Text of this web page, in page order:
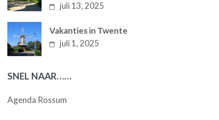
juli 13, 2025
Vakanties in Twente
juli 1, 2025
SNEL NAAR……
Agenda Rossum